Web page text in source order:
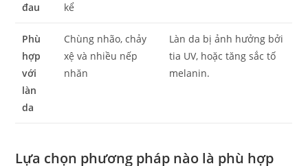
đau
kể
Phù
hợp
với
làn
da
Chùng nhão, chảy
xệ và nhiều nếp
nhăn
Làn da bị ảnh hưởng bởi
tia UV, hoặc tăng sắc tố
melanin.
Lựa chọn phương pháp nào là phù hợp